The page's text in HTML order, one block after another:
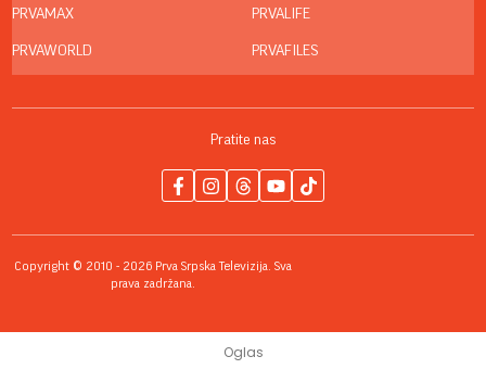
PRVAMAX
PRVAWORLD
PRVALIFE
PRVAFILES
Pratite nas
Copyright © 2010 - 2026 Prva Srpska Televizija. Sva
prava zadržana.